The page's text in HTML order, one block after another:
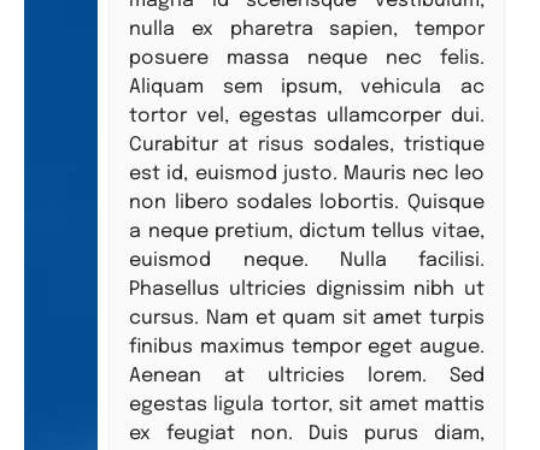
nulla ex pharetra sapien, tempor
posuere massa neque nec felis.
Aliquam sem ipsum, vehicula ac
tortor vel, egestas ullamcorper dui.
Curabitur at risus sodales, tristique
est id, euismod justo. Mauris nec leo
non libero sodales lobortis. Quisque
a neque pretium, dictum tellus vitae,
euismod neque. Nulla facilisi.
Phasellus ultricies dignissim nibh ut
cursus. Nam et quam sit amet turpis
finibus maximus tempor eget augue.
Aenean at ultricies lorem. Sed
egestas ligula tortor, sit amet mattis
ex feugiat non. Duis purus diam,